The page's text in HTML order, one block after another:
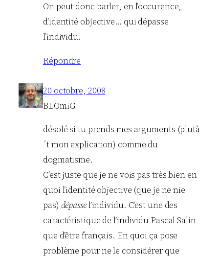
On peut donc parler, en l’occurence,
d’identité objective… qui dépasse
l’individu.
Répondre
20 octobre, 2008
BLOmiG
désolé si tu prends mes arguments (plutà
´t mon explication) comme du
dogmatisme.
C’est juste que je ne vois pas très bien en
quoi l’identité objective (que je ne nie
pas) dépassel’individu. C’est une des
caractéristique de l’individu Pascal Salin
que d’être français. En quoi ça pose
problème pour ne le considérer que